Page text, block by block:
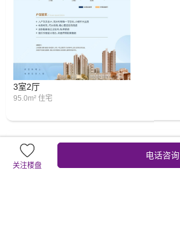
3室2厅
95.0m² 住宅
楼盘动态
关注楼盘
电话咨询